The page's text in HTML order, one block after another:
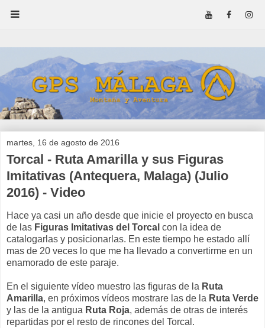
martes, 16 de agosto de 2016
Torcal - Ruta Amarilla y sus Figuras
Imitativas (Antequera, Malaga) (Julio
2016) - Video
Hace ya casi un año desde que inicie el proyecto en busca
de las Figuras Imitativas del Torcal con la idea de
catalogarlas y posicionarlas. En este tiempo he estado allí
mas de 20 veces lo que me ha llevado a convertirme en un
enamorado de este paraje.
En el siguiente vídeo muestro las figuras de la Ruta
Amarilla, en próximos vídeos mostrare las de la Ruta Verde
y las de la antigua Ruta Roja, además de otras de interés
repartidas por el resto de rincones del Torcal.